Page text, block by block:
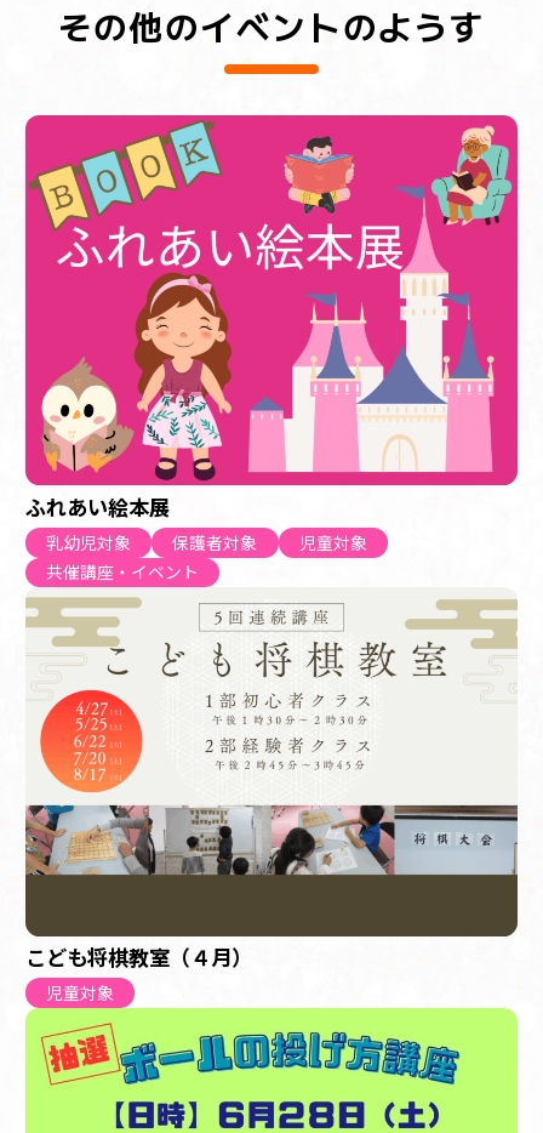
その他のイベントのようす
ふれあい絵本展
乳幼児対象 保護者対象
児童対象
共催講座・イベント
こども将棋教室（４月）
児童対象